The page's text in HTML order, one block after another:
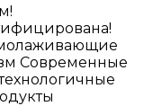
Современные